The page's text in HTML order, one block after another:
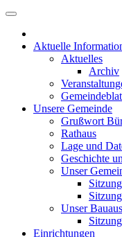
Aktuelle
Aktuelles
Archiv
Unsere Gemeinde
Grußwort
Rathaus
Lage und
Geschichte
Unser
Unser
Einrichtungen